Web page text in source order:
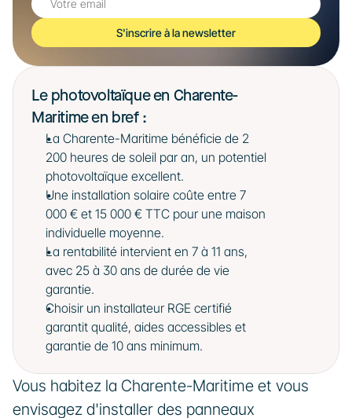
Le photovoltaïque en Charente-
Maritime en bref :
La Charente-Maritime bénéficie de 2
200 heures de soleil par an, un potentiel
photovoltaïque excellent.
Une installation solaire coûte entre 7
000 € et 15 000 € TTC pour une maison
individuelle moyenne.
La rentabilité intervient en 7 à 11 ans,
avec 25 à 30 ans de durée de vie
garantie.
Choisir un installateur RGE certifié
garantit qualité, aides accessibles et
garantie de 10 ans minimum.
Vous habitez la Charente-Maritime et vous
envisagez d'installer des panneaux
S'inscrire à la newsletter